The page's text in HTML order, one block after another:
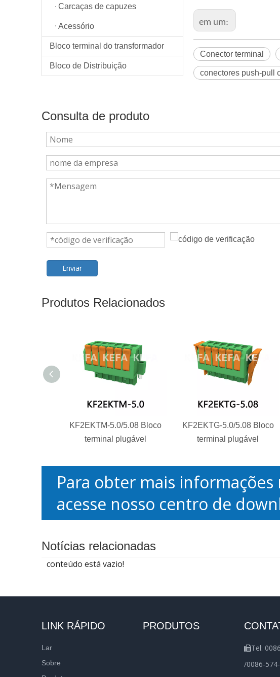
Carcaças de capuzes
Acessório
Bloco terminal do transformador
Bloco de Distribuição
em um:
Conector terminal
conectores push-pull
Consulta de produto
Enviar
Produtos Relacionados
KF2EKTM-5.0/5.08 Bloco
terminal plugável
KF2EKTG-5.0/5.08 Bloco
terminal plugável
Para obter mais
acesse nosso centro de
Notícias relacionadas
conteúdo está vazio!
LINK RÁPIDO
Lar
Sobre
PRODUTOS
Tel:
/0086-